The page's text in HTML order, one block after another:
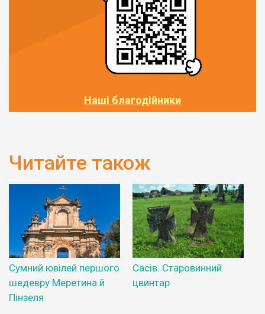
Наші благодійники
Читайте також
Сумний ювілей першого
шедевру Меретина й
Пінзеля
Сасів. Старовинний
цвинтар